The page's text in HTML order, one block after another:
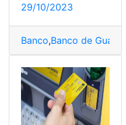
29/10/2023
Banco,Banco de